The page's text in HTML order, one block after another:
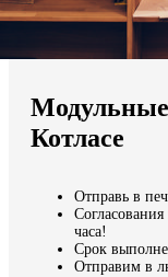
Мы доставляем по
Продолжить без
Котласе
Отправь в
часа!
Срок
Отправим в